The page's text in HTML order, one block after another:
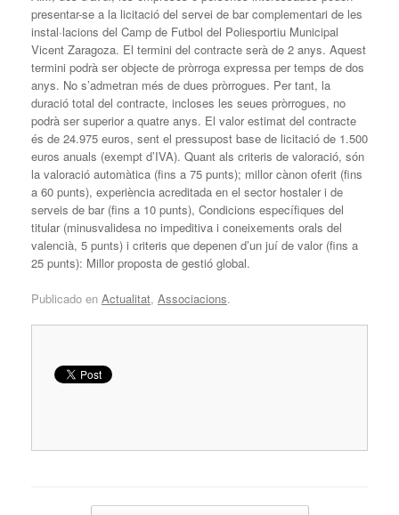
presentar-se a la licitació del servei de bar complementari de les
instal·lacions del Camp de Futbol del Poliesportiu Municipal
Vicent Zaragoza. El termini del contracte serà de 2 anys. Aquest
termini podrà ser objecte de pròrroga expressa per temps de dos
anys. No s’admetran més de dues pròrrogues. Per tant, la
duració total del contracte, incloses les seues pròrrogues, no
podrà ser superior a quatre anys. El valor estimat del contracte
és de 24.975 euros, sent el pressupost base de licitació de 1.500
euros anuals (exempt d’IVA). Quant als criteris de valoració, són
la valoració automàtica (fins a 75 punts); millor cànon oferit (fins
a 60 punts), experiència acreditada en el sector hostaler i de
serveis de bar (fins a 10 punts), Condicions específiques del
titular (minusvalidesa no impeditiva i coneixements orals del
valencià, 5 punts) i criteris que depenen d’un juí de valor (fins a
25 punts): Millor proposta de gestió global.
Publicado en Actualitat, Associacions.